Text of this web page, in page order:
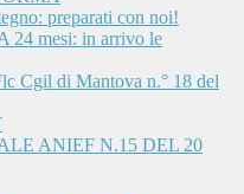
preparati con noi!
24 mesi: in arrivo le
Cgil di Mantova n.° 18 del
ANIEF N.15 DEL 20